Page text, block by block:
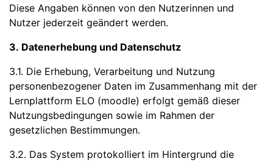
Diese Angaben können von den Nutzerinnen und
Nutzer jederzeit geändert werden.
3. Datenerhebung und Datenschutz
3.1. Die Erhebung, Verarbeitung und Nutzung
personenbezogener Daten im Zusammenhang mit der
Lernplattform ELO (moodle) erfolgt gemäß dieser
Nutzungsbedingungen sowie im Rahmen der
gesetzlichen Bestimmungen.
3.2. Das System protokolliert im Hintergrund die